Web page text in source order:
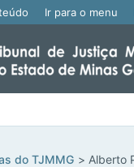
Ir para o menu
do TJMMG Alberto